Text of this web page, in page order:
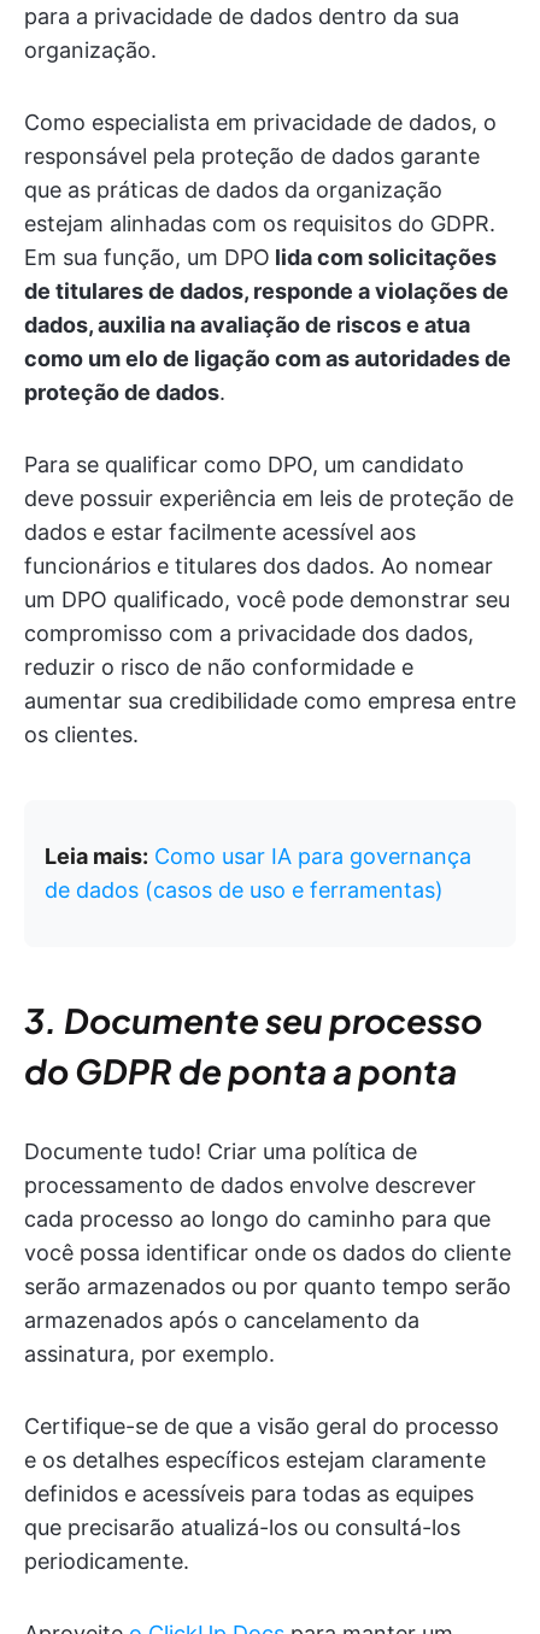
para a privacidade de dados dentro da sua
organização.
Como especialista em privacidade de dados, o
responsável pela proteção de dados garante
que as práticas de dados da organização
estejam alinhadas com os requisitos do GDPR.
Em sua função, um DPO lida com solicitações
de titulares de dados, responde a violações de
dados, auxilia na avaliação de riscos e atua
como um elo de ligação com as autoridades de
proteção de dados.
Para se qualificar como DPO, um candidato
deve possuir experiência em leis de proteção de
dados e estar facilmente acessível aos
funcionários e titulares dos dados. Ao nomear
um DPO qualificado, você pode demonstrar seu
compromisso com a privacidade dos dados,
reduzir o risco de não conformidade e
aumentar sua credibilidade como empresa entre
os clientes.
Leia mais: Como usar IA para governança
de dados (casos de uso e ferramentas)
3. Documente seu processo
do GDPR de ponta a ponta
Documente tudo! Criar uma política de
processamento de dados envolve descrever
cada processo ao longo do caminho para que
você possa identificar onde os dados do cliente
serão armazenados ou por quanto tempo serão
armazenados após o cancelamento da
assinatura, por exemplo.
Certifique-se de que a visão geral do processo
e os detalhes específicos estejam claramente
definidos e acessíveis para todas as equipes
que precisarão atualizá-los ou consultá-los
periodicamente.